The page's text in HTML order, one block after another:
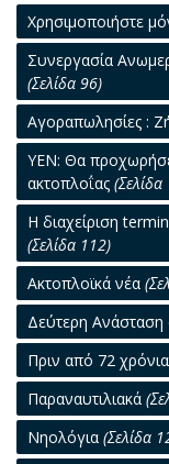
Χρησιμοποιήστε
Συνεργασία
(Σελίδα 96)
Αγοραπωλησίες :
ΥΕΝ: Θα
ακτοπλοΐας
Η διαχείριση
(Σελίδα 112)
Ακτοπλοϊκά νέα
Δεύτερη Ανάσταση
Πριν από 72 χρόνια
Παραναυτιλιακά
Νηολόγια (Σελίδα